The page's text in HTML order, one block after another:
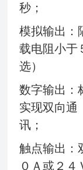
模拟输出：
载电阻小于
数字输出：
实现双向通
触点输出：
０Ａ或２４